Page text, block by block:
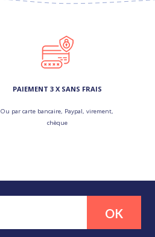
PAIEMENT 3 X SANS FRAIS
Ou par carte bancaire, Paypal, virement,
chèque
OK